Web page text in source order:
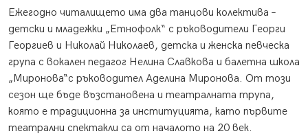
Ежегодно читалището има два танцови колектива –
детски и младежки „Етнофолк“ с ръководители Георги
Георгиев и Николай Николаев, детска и женска певческа
група с вокален педагог Нелина Славкова и балетна школа
„Миронова“с ръководител Аделина Миронова. От този
сезон ще бъде възстановена и театралната трупа,
която е традиционна за институцията, като първите
театрални спектакли са от началото на 20 век.